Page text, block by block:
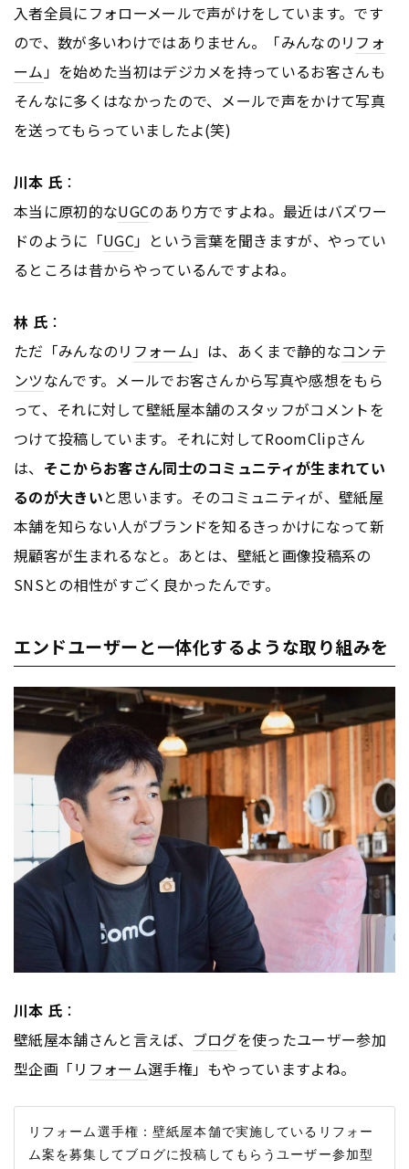
入者全員にフォローメールで声がけをしています。です
ので、数が多いわけではありません。「みんなのリ フォ
ーム 」を始めた当初はデジカメを持っているお客さんも
そんなに多くはなかったので、メールで声をかけて写真
を送ってもらっていましたよ(笑)
川本 氏 ：
本当に原初的なUGCのあり方ですよね。最近はバズワー
ドのように「UGC」という言葉を聞きますが、やってい
るところは昔からやっているんですよね。
林 氏：
ただ「みんなのリ フォーム 」は、あくまで静的なコンテ
ンツなんです。メールでお客さんから写真や感想をもら
って、それに対して壁紙屋本舗のスタッフがコメントを
つけて投稿しています。それに対してRoomClipさん
は、 そこからお客さん同士のコミュニティが生まれてい
るのが大きいと思います。そのコミュニティが、壁紙屋
本舗を知らない人がブランドを知るきっかけになって新
規顧客が生まれるなと。あとは、壁紙と画像投稿系の
SNSとの相性がすごく良かったんです。
エンドユーザーと一体化するような取り組みを
川本 氏 ：
壁紙屋本舗さんと言えば、 ブログを使ったユーザー参加
型企画「リ フォーム選手権」もやっていますよね。
リフォーム選手権：壁紙屋本舗で実施しているリフォー
ム案を募集してブログに投稿してもらうユーザー参加型